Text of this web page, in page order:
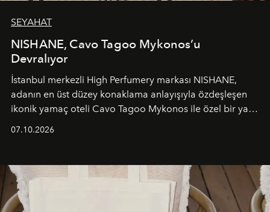
SEYAHAT
NISHANE, Cavo Tagoo Mykonos’u
Devralıyor
İstanbul merkezli High Perfumery markası NISHANE,
adanın en üst düzey konaklama anlayışıyla özdeşleşen
ikonik yamaç oteli Cavo Tagoo Mykonos ile özel bir yaz
buluşturarak markanın Cavo Tagoo’daki varlığını
sürükleyici ve mevsime özel bir deneyime dönüştürüyor.
07.10.2026